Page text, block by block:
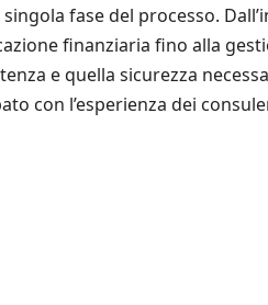
fase del processo.
finanziaria fino alla
e quella sicurezza
con l’esperienza dei